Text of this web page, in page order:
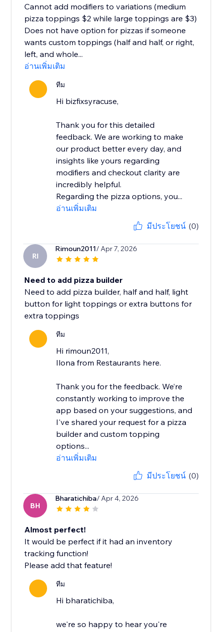
Cannot add modifiers to variations (medium
pizza toppings $2 while large toppings are $3)
Does not have option for pizzas if someone
wants custom toppings (half and half, or right,
left, and whole...
อ่านเพิ่มเติม
ทีม
Hi bizfixsyracuse,
Thank you for this detailed
feedback. We are working to make
our product better every day, and
insights like yours regarding
modifiers and checkout clarity are
incredibly helpful.
Regarding the pizza options, you...
อ่านเพิ่มเติม
มีประโยชน์ (0)
RI
Rimoun2011/ Apr 7, 2026
Need to add pizza builder
Need to add pizza builder, half and half, light
button for light toppings or extra buttons for
extra toppings
ทีม
Hi rimoun2011,
Ilona from Restaurants here.
Thank you for the feedback. We’re
constantly working to improve the
app based on your suggestions, and
I've shared your request for a pizza
builder and custom topping
options...
อ่านเพิ่มเติม
มีประโยชน์ (0)
BH
Bharatichiba/ Apr 4, 2026
Almost perfect!
It would be perfect if it had an inventory
tracking function!
Please add that feature!
ทีม
Hi bharatichiba,
we're so happy to hear you're